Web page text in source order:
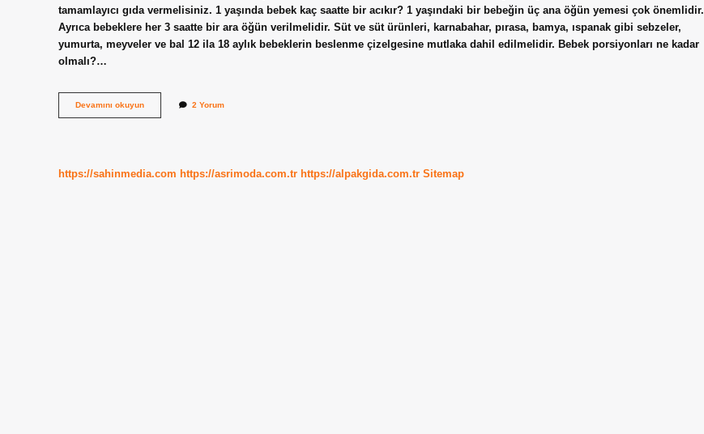
tamamlayıcı gıda vermelisiniz. 1 yaşında bebek kaç saatte bir acıkır? 1 yaşındaki bir bebeğin üç ana öğün yemesi çok önemlidir.
Ayrıca bebeklere her 3 saatte bir ara öğün verilmelidir. Süt ve süt ürünleri, karnabahar, pırasa, bamya, ıspanak gibi sebzeler,
yumurta, meyveler ve bal 12 ila 18 aylık bebeklerin beslenme çizelgesine mutlaka dahil edilmelidir. Bebek porsiyonları ne kadar
olmalı?…
Devamını okuyun1
Yaşında
Kadar
2 Yorum
https://sahinmedia.com https://asrimoda.com.tr https://alpakgida.com.tr Sitemap